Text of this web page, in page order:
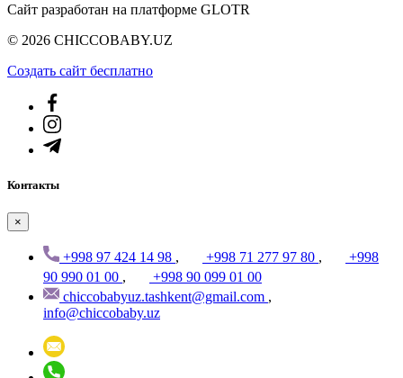
Сайт разработан на платформе GLOTR
© 2026 CHICCOBABY.UZ
Создать cайт бесплатно
Контакты
×
+998 97 424 14 98 , +998 71 277 97 80 ,
+998
90 990 01 00 ,
+998 90 099 01 00
chiccobabyuz.tashkent@gmail.com ,
info@chiccobaby.uz